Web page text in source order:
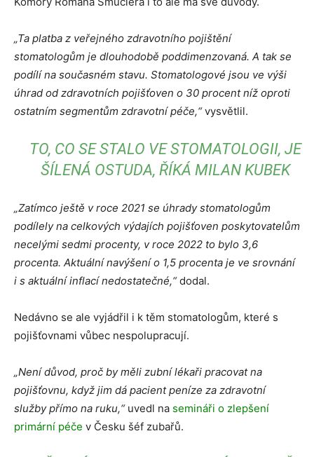
„Ta platba z veřejného zdravotního pojištění
stomatologům je dlouhodobě poddimenzovaná. A tak se
podílí na současném stavu. Stomatologové jsou ve výši
úhrad od zdravotních pojišťoven o 30 procent níž oproti
ostatním segmentům zdravotní péče,“vysvětlil.
TO, CO SE STALO VE STOMATOLOGII, JE
ŠÍLENÁ OSTUDA, ŘÍKÁ MILAN KUBEK
„Zatímco ještě v roce 2021 se úhrady stomatologům
podílely na celkových výdajích pojišťoven poskytovatelům
necelými sedmi procenty, v roce 2022 to bylo 3,6
procenta. Aktuální navýšení o 1,5 procenta je ve srovnání
i s aktuální inflací nedostatečné,“dodal.
Nedávno se ale vyjádřil i k těm stomatologům, které s
pojišťovnami vůbec nespolupracují.
„Není důvod, proč by měli zubní lékaři pracovat na
pojišťovnu, když jim dá pacient peníze za zdravotní
služby přímo na ruku,“uvedl na semináři o zlepšení
primární péče v Česku šéf zubařů.